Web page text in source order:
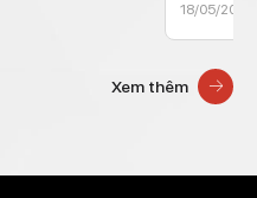
18/05/2026
Xem thêm